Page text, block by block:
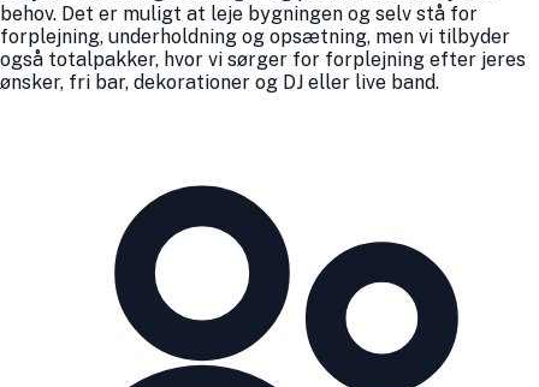
behov. Det er muligt at leje bygningen og selv stå for
forplejning, underholdning og opsætning, men vi tilbyder
også totalpakker, hvor vi sørger for forplejning efter jeres
ønsker, fri bar, dekorationer og DJ eller live band.